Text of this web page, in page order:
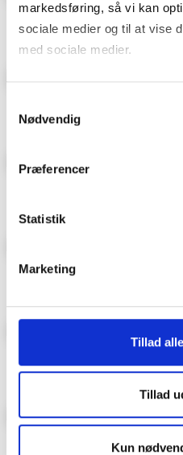
markedsføring, så vi kan
sociale medier og til at vise
med sociale medier.
være opmærksom på, at
fungerer optimalt, hvis du
tilbagetrækker et samtykke.
brug af cookies og
voresprivatlivspolitik
Nødvendig
Præferencer
Statistik
Marketing
Tillad
Tillad
Kun
Hytteliv
Maison Mat og Vin
Vi Menn Tema